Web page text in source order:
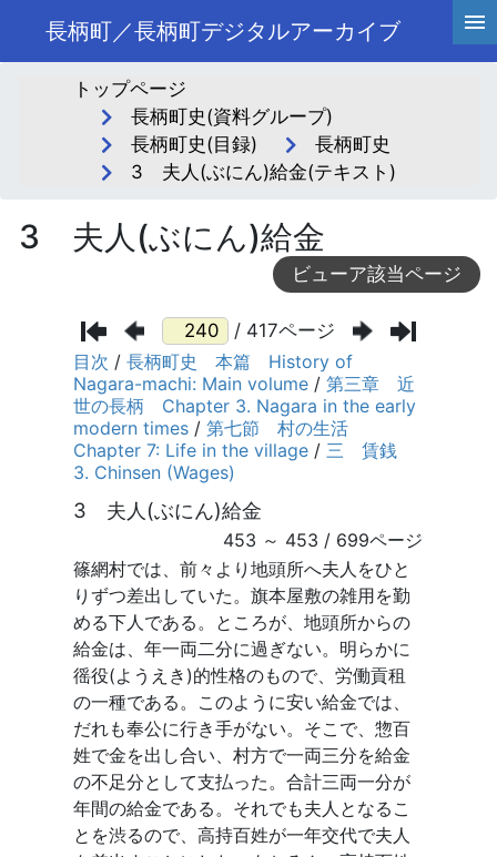
長柄町／長柄町デジタルアーカイブ
トップページ
長柄町史(資料グループ)
長柄町史(目録)
長柄町史
3 夫人(ぶにん)給金(テキスト)
3 夫人(ぶにん)給金
ビューア該当ページ
/ 417ページ